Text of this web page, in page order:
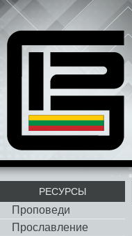
РЕСУРСЫ
Проповеди
Прославление